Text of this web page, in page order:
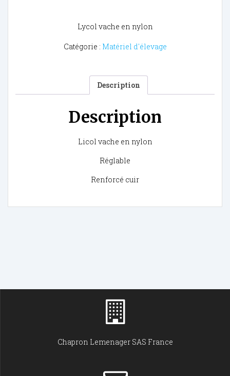
Lycol vache en nylon
Catégorie : Matériel d'élevage
Description
Description
Licol vache en nylon
Réglable
Renforcé cuir
Chapron Lemenager SAS France